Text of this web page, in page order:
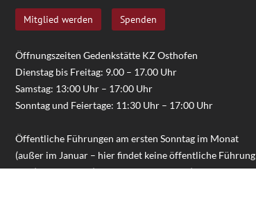
Mitglied werden Spenden
Öffnungszeiten Gedenkstätte KZ Osthofen
Dienstag bis Freitag: 9.00 – 17.00 Uhr
Samstag: 13:00 Uhr – 17:00 Uhr
Sonntag und Feiertage: 11:30 Uhr – 17:00 Uhr
Öffentliche Führungen am ersten Sonntag im Monat
(außer im Januar – hier findet keine öffentliche Führung
statt); Führungen (Gruppen/Schulklassen) nach